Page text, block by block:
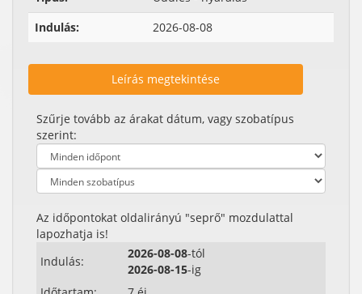
Indulás:
2026-08-08
Leírás megtekintése
Szűrje tovább az árakat dátum, vagy szobatípus
szerint:
Az időpontokat oldalirányú "seprő" mozdulattal
lapozhatja is!
Indulás:
2026-08-08-tól
2026-08-15-ig